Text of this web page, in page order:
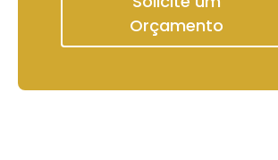
Orçamento